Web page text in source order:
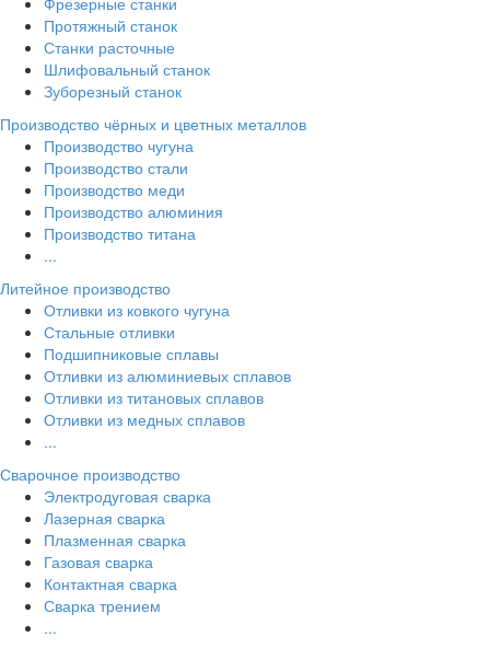
Протяжный станок
Станки расточные
Шлифовальный станок
Зуборезный станок
Производство чёрных и цветных металлов
Производство чугуна
Производство стали
Производство меди
Производство алюминия
Производство титана
...
Литейное производство
Отливки из ковкого чугуна
Стальные отливки
Подшипниковые сплавы
Отливки из алюминиевых сплавов
Отливки из титановых сплавов
Отливки из медных сплавов
...
Сварочное производство
Электродуговая сварка
Лазерная сварка
Плазменная сварка
Газовая сварка
Контактная сварка
Сварка трением
...